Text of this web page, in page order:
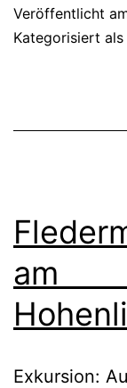
Veröffentlicht
Kategorisiert als
am
Exkursion: